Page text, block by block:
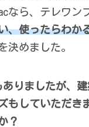
なら、テレワン
、使ったらわか
決めました。
りましたが、建
もしていただき
？